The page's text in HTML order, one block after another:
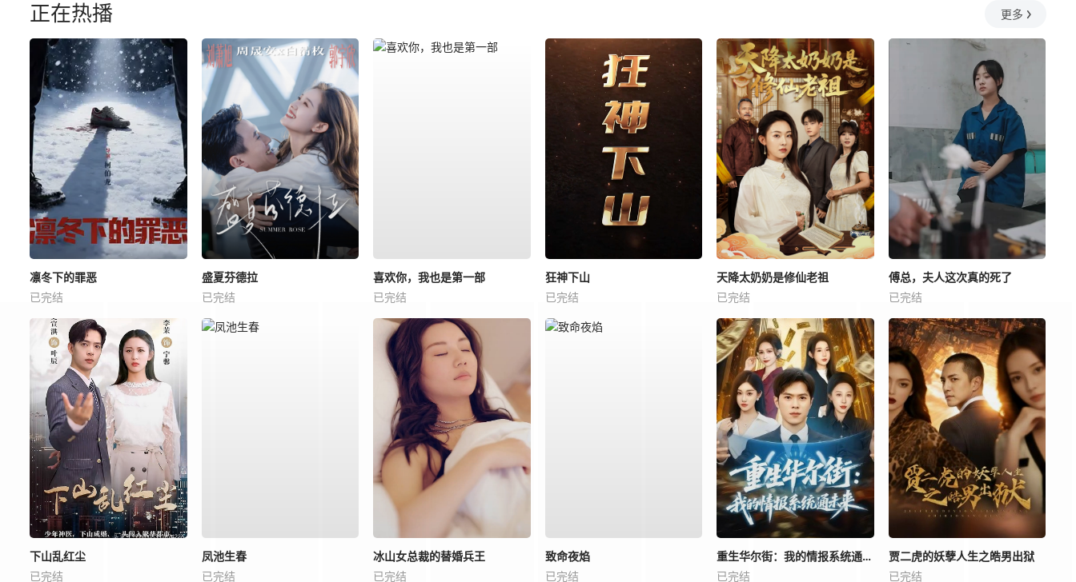
正在热播 更多
凛冬下的罪恶
已完结
盛夏芬德拉
已完结
喜欢你，我也是第一部
已完结
狂神下山
已完结
天降太奶奶是修仙老祖
已完结
傅总，夫人这次真的死了
已完结
下山乱红尘
已完结
凤池生春
已完结
冰山女总裁的替婚兵王
已完结
致命夜焰
已完结
重生华尔街：我的情报系统通未来
已完结
贾二虎的妖孽人生之皓男出狱
已完结